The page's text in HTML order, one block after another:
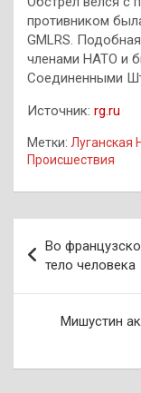
противником
GMLRS.
членами НАТО и
Соединенными
Источник: rg.ru
Метки: Луганская
Происшествия
по
записям
Во
тело человека
Мишустин